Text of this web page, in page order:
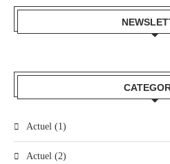
Actuel (1)
Actuel (2)